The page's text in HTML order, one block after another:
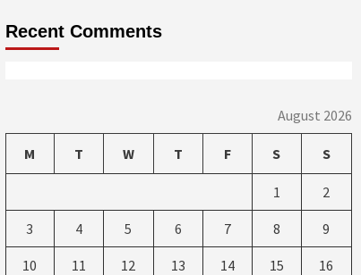
Recent Comments
August 2026
M T W T F S S
1 2
3 4 5 6 7 8 9
10 11 12 13 14 15 16